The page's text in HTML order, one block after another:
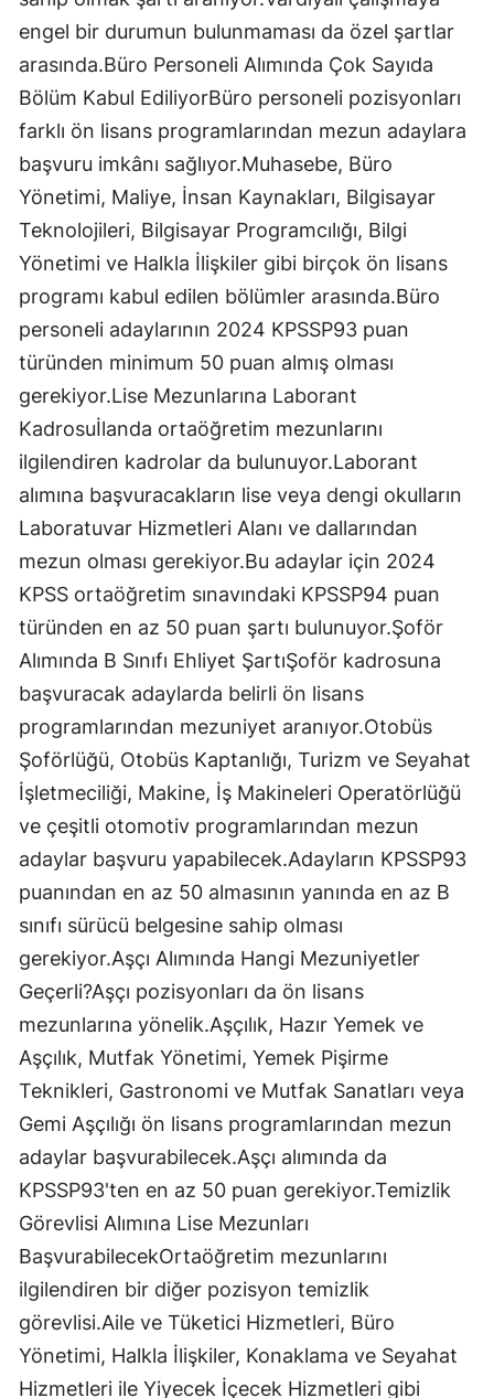
engel bir durumun bulunmaması da özel şartlar
arasında.Büro Personeli Alımında Çok Sayıda
Bölüm Kabul EdiliyorBüro personeli pozisyonları
farklı ön lisans programlarından mezun adaylara
başvuru imkânı sağlıyor.Muhasebe, Büro
Yönetimi, Maliye, İnsan Kaynakları, Bilgisayar
Teknolojileri, Bilgisayar Programcılığı, Bilgi
Yönetimi ve Halkla İlişkiler gibi birçok ön lisans
programı kabul edilen bölümler arasında.Büro
personeli adaylarının 2024 KPSSP93 puan
türünden minimum 50 puan almış olması
gerekiyor.Lise Mezunlarına Laborant
Kadrosuİlanda ortaöğretim mezunlarını
ilgilendiren kadrolar da bulunuyor.Laborant
alımına başvuracakların lise veya dengi okulların
Laboratuvar Hizmetleri Alanı ve dallarından
mezun olması gerekiyor.Bu adaylar için 2024
KPSS ortaöğretim sınavındaki KPSSP94 puan
türünden en az 50 puan şartı bulunuyor.Şoför
Alımında B Sınıfı Ehliyet ŞartıŞoför kadrosuna
başvuracak adaylarda belirli ön lisans
programlarından mezuniyet aranıyor.Otobüs
Şoförlüğü, Otobüs Kaptanlığı, Turizm ve Seyahat
İşletmeciliği, Makine, İş Makineleri Operatörlüğü
ve çeşitli otomotiv programlarından mezun
adaylar başvuru yapabilecek.Adayların KPSSP93
puanından en az 50 almasının yanında en az B
sınıfı sürücü belgesine sahip olması
gerekiyor.Aşçı Alımında Hangi Mezuniyetler
Geçerli?Aşçı pozisyonları da ön lisans
mezunlarına yönelik.Aşçılık, Hazır Yemek ve
Aşçılık, Mutfak Yönetimi, Yemek Pişirme
Teknikleri, Gastronomi ve Mutfak Sanatları veya
Gemi Aşçılığı ön lisans programlarından mezun
adaylar başvurabilecek.Aşçı alımında da
KPSSP93'ten en az 50 puan gerekiyor.Temizlik
Görevlisi Alımına Lise Mezunları
BaşvurabilecekOrtaöğretim mezunlarını
ilgilendiren bir diğer pozisyon temizlik
görevlisi.Aile ve Tüketici Hizmetleri, Büro
Yönetimi, Halkla İlişkiler, Konaklama ve Seyahat
Hizmetleri ile Yiyecek İçecek Hizmetleri gibi